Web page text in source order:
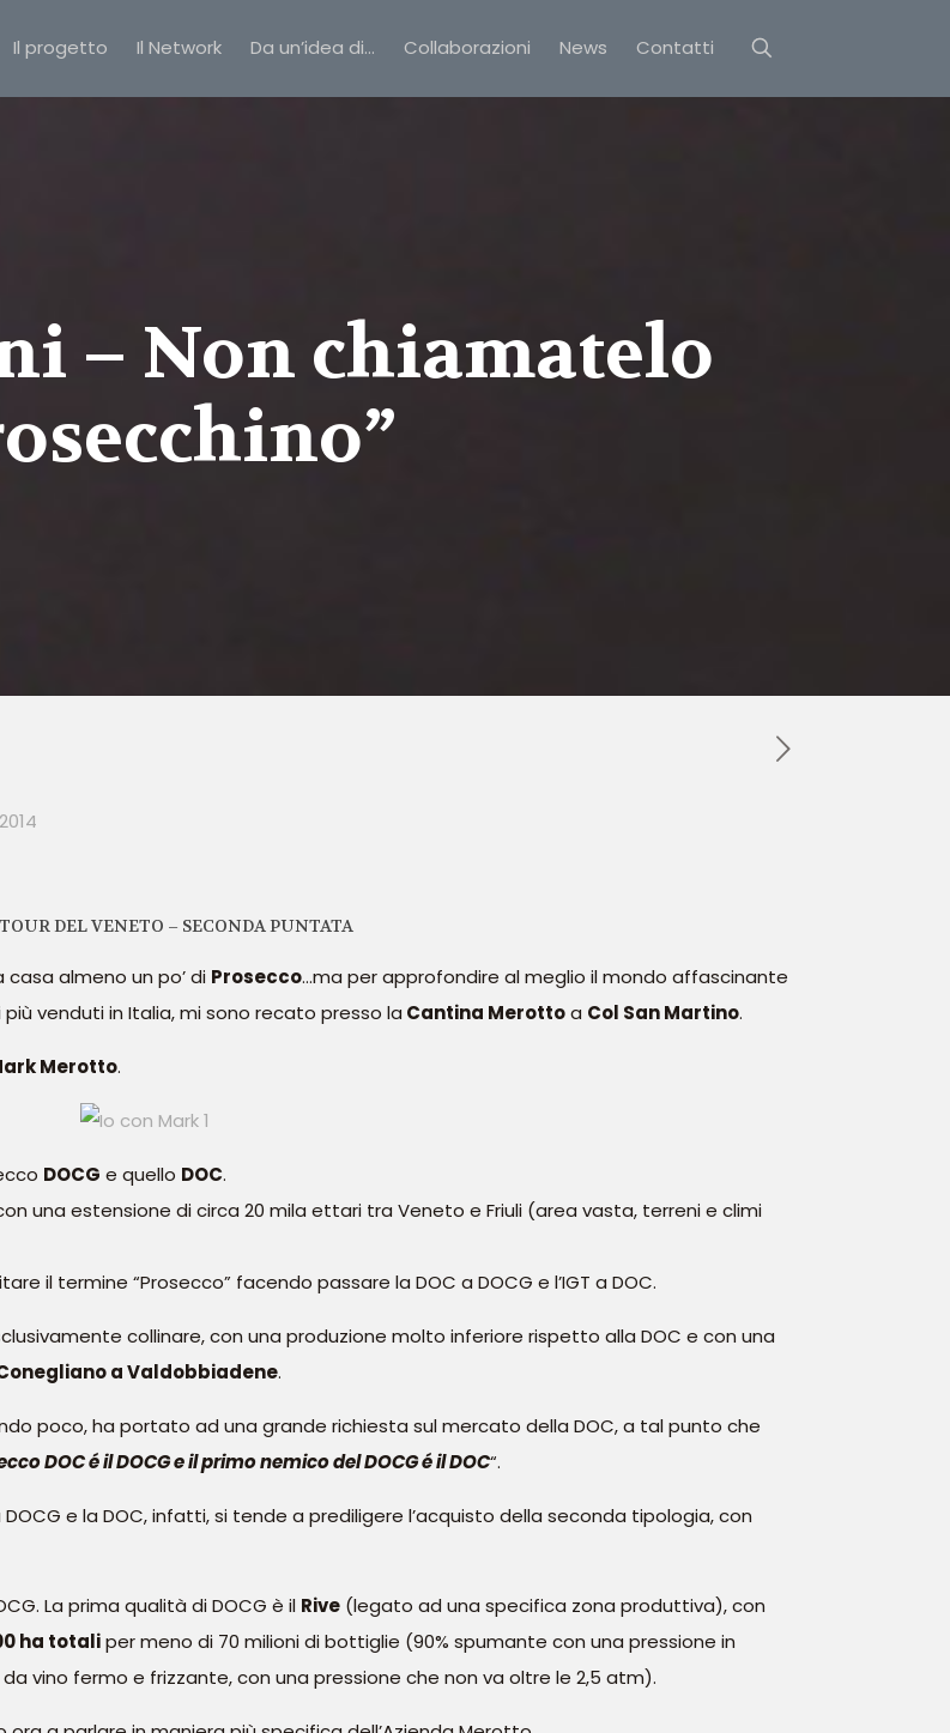
Il progetto Il Network Da un’idea di… Collaborazioni News Contatti
– Non chiamatelo
DEL VENETO – SECONDA PUNTATA
almeno un po’ di Prosecco…ma per approfondire al meglio il mondo affascinante
venduti in Italia, mi sono recato presso la Cantina Merottoa Col San Martino.
Merotto.
DOCG e quello DOC.
una estensione di circa 20 mila ettari tra Veneto e Friuli (area vasta, terreni e climi
il termine “Prosecco” facendo passare la DOC a DOCG e l’IGT a DOC.
collinare, con una produzione molto inferiore rispetto alla DOC e con una
a Valdobbiadene.
poco, ha portato ad una grande richiesta sul mercato della DOC, a tal punto che
DOC é il DOCG e il primo nemico del DOCG é il DOC“.
e la DOC, infatti, si tende a prediligere l’acquisto della seconda tipologia, con
La prima qualità di DOCG è il Rive (legato ad una specifica zona produttiva), con
ha totaliper meno di 70 milioni di bottiglie (90% spumante con una pressione in
vino fermo e frizzante, con una pressione che non va oltre le 2,5 atm).